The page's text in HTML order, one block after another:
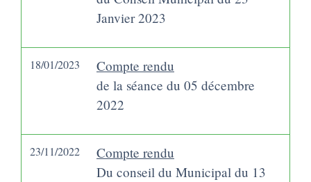
Janvier 2023
18/01/2023
Compte rendu
de la séance du 05 décembre
2022
23/11/2022
Compte rendu
Du conseil du Municipal du 13